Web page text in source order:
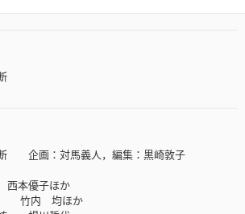
企画：対馬義人，編集：黒崎敦子
本優子ほか
竹内 均ほか